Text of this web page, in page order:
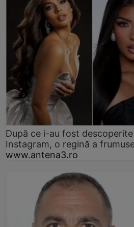
După ce i-au fost
Instagram, o regină a
www.antena3.ro